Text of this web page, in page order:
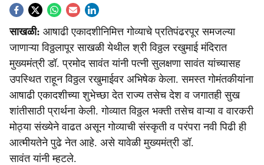
S
o
c
i
a
l
s
साखळी: आषाढी एकादशीनिमित्त गोव्याचे प्रतिपंढरपूर समजल्या
जाणाऱ्या विठ्ठलापूर साखळी येथील श्री विठ्ठल रखुमाई मंदिरात
मुख्यमंत्री डॉ. प्रमोद सावंत यांनी पत्नी सुलक्षणा सावंत यांच्यासह
उपस्थित राहून विठ्ठल रखुमाईवर अभिषेक केला. समस्त गोमंतकीयांना
आषाढी एकादशीच्या शुभेच्छा देत राज्य तसेच देश व जगातही सुख
शांतीसाठी प्रार्थना केली. गोव्यात विठ्ठल भक्ती तसेच वाऱ्या व वारकरी
मोठ्या संख्येने वाढत असून गोव्याची संस्कृती व परंपरा नवी पिढी ही
आत्मीयतेने पुढे नेत आहे. असे यावेळी मुख्यमंत्री डॉ.
सावंत यांनी म्हटले.